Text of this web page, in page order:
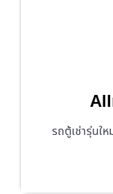
รถตู้เช่ารุ่นใ